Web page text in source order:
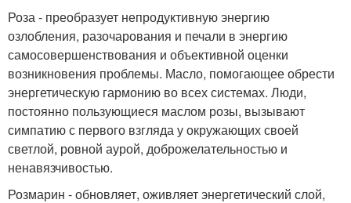
Роза - преобразует непродуктивную энергию
озлобления, разочарования и печали в энергию
самосовершенствования и объективной оценки
возникновения проблемы. Масло, помогающее обрести
энергетическую гармонию во всех системах. Люди,
постоянно пользующиеся маслом розы, вызывают
симпатию с первого взгляда у окружающих своей
светлой, ровной аурой, доброжелательностью и
ненавязчивостью.
Розмарин - обновляет, оживляет энергетический слой,